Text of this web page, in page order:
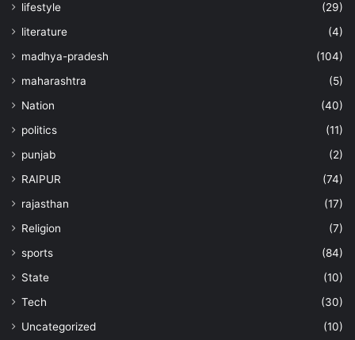
lifestyle
(29)
literature
(4)
madhya-pradesh
(104)
maharashtra
(5)
Nation
(40)
politics
(11)
punjab
(2)
RAIPUR
(74)
rajasthan
(17)
Religion
(7)
sports
(84)
State
(10)
Tech
(30)
Uncategorized
(10)